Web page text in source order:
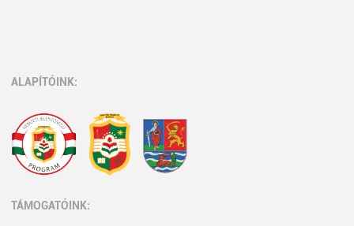
ALAPÍTÓINK:
TÁMOGATÓINK: